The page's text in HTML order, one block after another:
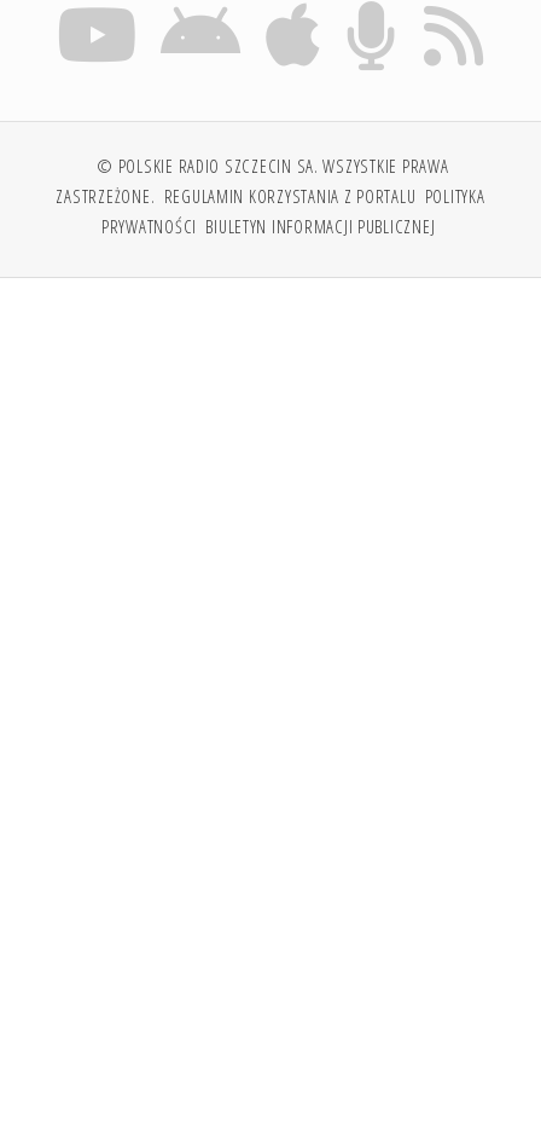
© POLSKIE RADIO SZCZECIN SA. WSZYSTKIE PRAWA
ZASTRZEŻONE. REGULAMIN KORZYSTANIA Z PORTALU POLITYKA
PRYWATNOŚCI BIULETYN INFORMACJI PUBLICZNEJ